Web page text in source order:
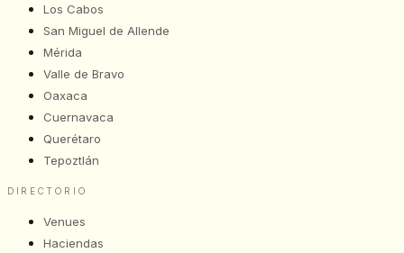
Los Cabos
San Miguel de Allende
Mérida
Valle de Bravo
Oaxaca
Cuernavaca
Querétaro
Tepoztlán
DIRECTORIO
Venues
Haciendas